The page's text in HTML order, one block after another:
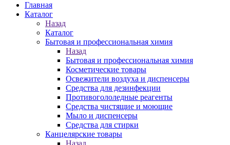
Главная
Каталог
Назад
Каталог
Бытовая и профессиональная химия
Назад
Бытовая и профессиональная химия
Косметические товары
Освежители воздуха и диспенсеры
Средства для дезинфекции
Противогололедные реагенты
Средства чистящие и моющие
Мыло и диспенсеры
Средства для стирки
Канцелярские товары
Назад